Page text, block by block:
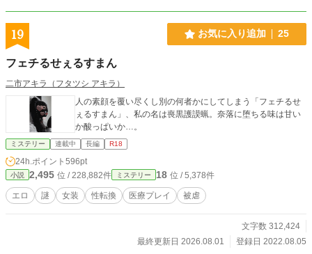
19 お気に入り追加 25
フェチるせぇるすまん
二市アキラ（フタツシ アキラ）
人の素顔を覆い尽くし別の何者かにしてしまう「フェチるせ
ぇるすまん」、私の名は喪黒護謨蝋。奈落に堕ちる味は甘い
か酸っぱいか…。
ミステリー 連載中 長編 R18
24h.ポイント 596pt
小説 2,495 位 / 228,882件 ミステリー 18 位 / 5,378件
エロ 謎 女装 性転換 医療プレイ 被虐
文字数 312,424
最終更新日 2026.08.01
登録日 2022.08.05